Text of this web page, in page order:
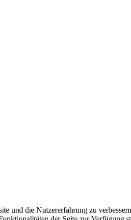
und die Nutzererfahrung zu